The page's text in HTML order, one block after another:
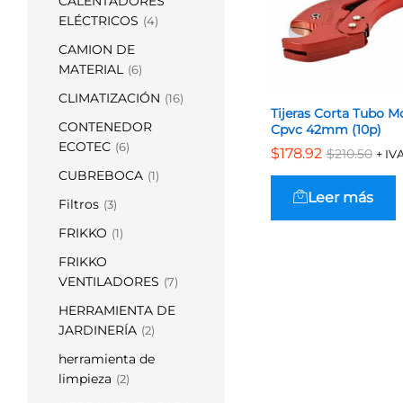
Tijeras Corta Tubo
Cpvc 42mm (10p)
$178.92 $210.50 +
$178.92 $210.50
Leer más
ELÉCTRICOS (4)
CAMION DE
MATERIAL (6)
CLIMATIZACIÓN (16)
CONTENEDOR
ECOTEC (6)
CUBREBOCA (1)
Filtros (3)
FRIKKO (1)
FRIKKO
VENTILADORES (7)
HERRAMIENTA DE
JARDINERÍA (2)
herramienta de
limpieza (2)